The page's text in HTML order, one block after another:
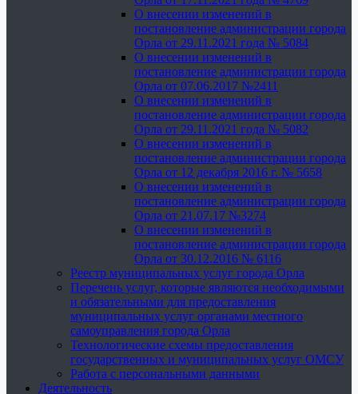
О внесении изменений в
постановление администрации города
Орла от 29.11.2021 года № 5084
О внесении изменений в
постановление администрации города
Орла от 07.06.2017 №2411
О внесении изменений в
постановление администрации города
Орла от 29.11.2021 года № 5082
О внесении изменений в
постановление администрации города
Орла от 12 декабря 2016 г. № 5658
О внесении изменений в
постановление администрации города
Орла от 21.07.17 №3274
О внесении изменений в
постановление администрации города
Орла от 30.12.2016 № 6116
Реестр муниципальных услуг города Орла
Перечень услуг, которые являются необходимыми
и обязательными для предоставления
муниципальных услуг органами местного
самоуправления города Орла
Технологические схемы предоставления
государственных и муниципальных услуг ОМСУ
Работа с персональными данными
Деятельность